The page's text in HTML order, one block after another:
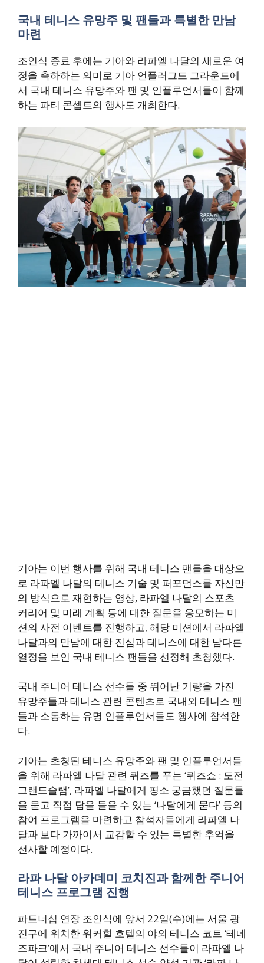
국내 테니스 유망주 및 팬들과 특별한 만남
마련
조인식 종료 후에는 기아와 라파엘 나달의 새로운 여
정을 축하하는 의미로 기아 언플러그드 그라운드에
서 국내 테니스 유망주와 팬 및 인플루언서들이 함께
하는 파티 콘셉트의 행사도 개최한다.
기아는 이번 행사를 위해 국내 테니스 팬들을 대상으
로 라파엘 나달의 테니스 기술 및 퍼포먼스를 자신만
의 방식으로 재현하는 영상, 라파엘 나달의 스포츠
커리어 및 미래 계획 등에 대한 질문을 응모하는 미
션의 사전 이벤트를 진행하고, 해당 미션에서 라파엘
나달과의 만남에 대한 진심과 테니스에 대한 남다른
열정을 보인 국내 테니스 팬들을 선정해 초청했다.
국내 주니어 테니스 선수들 중 뛰어난 기량을 가진
유망주들과 테니스 관련 콘텐츠로 국내외 테니스 팬
들과 소통하는 유명 인플루언서들도 행사에 참석한
다.
기아는 초청된 테니스 유망주와 팬 및 인플루언서들
을 위해 라파엘 나달 관련 퀴즈를 푸는 ‘퀴즈쇼 : 도전
그랜드슬램’, 라파엘 나달에게 평소 궁금했던 질문들
을 묻고 직접 답을 들을 수 있는 ‘나달에게 묻다’ 등의
참여 프로그램을 마련하고 참석자들에게 라파엘 나
달과 보다 가까이서 교감할 수 있는 특별한 추억을
선사할 예정이다.
라파 나달 아카데미 코치진과 함께한 주니어
테니스 프로그램 진행
파트너십 연장 조인식에 앞서 22일(수)에는 서울 광
진구에 위치한 워커힐 호텔의 야외 테니스 코트 ‘테네
즈파크’에서 국내 주니어 테니스 선수들이 라파엘 나